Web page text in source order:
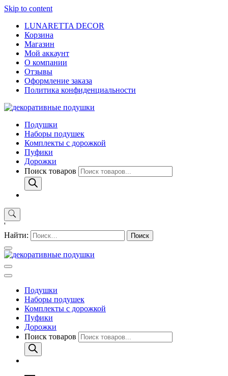
Skip to content
LUNARETTA DECOR
Корзина
Магазин
Мой аккаунт
О компании
Отзывы
Оформление заказа
Политика конфиденциальности
Подушки
Наборы подушек
Комплекты с дорожкой
Пуфики
Дорожки
Поиск товаров
'
Найти:
Подушки
Наборы подушек
Комплекты с дорожкой
Пуфики
Дорожки
Поиск товаров